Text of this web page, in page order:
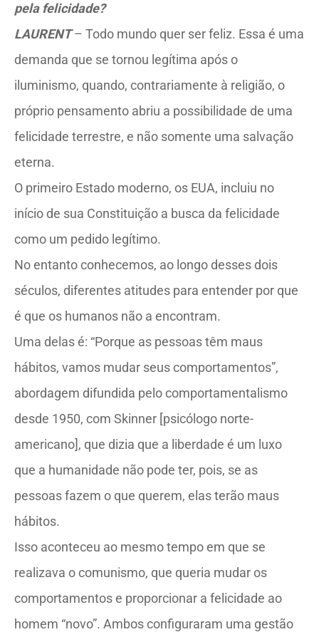
pela felicidade?
LAURENT– Todo mundo quer ser feliz. Essa é uma
demanda que se tornou legítima após o
iluminismo, quando, contrariamente à religião, o
próprio pensamento abriu a possibilidade de uma
felicidade terrestre, e não somente uma salvação
eterna.
O primeiro Estado moderno, os EUA, incluiu no
início de sua Constituição a busca da felicidade
como um pedido legítimo.
No entanto conhecemos, ao longo desses dois
séculos, diferentes atitudes para entender por que
é que os humanos não a encontram.
Uma delas é: “Porque as pessoas têm maus
hábitos, vamos mudar seus comportamentos”,
abordagem difundida pelo comportamentalismo
desde 1950, com Skinner [psicólogo norte-
americano], que dizia que a liberdade é um luxo
que a humanidade não pode ter, pois, se as
pessoas fazem o que querem, elas terão maus
hábitos.
Isso aconteceu ao mesmo tempo em que se
realizava o comunismo, que queria mudar os
comportamentos e proporcionar a felicidade ao
homem “novo”. Ambos configuraram uma gestão